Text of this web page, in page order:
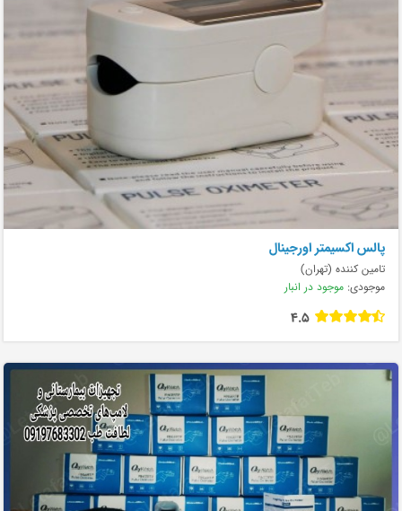
پالس اکسیمتر اورجینال
تامین کننده (تهران)
موجودی: موجود در انبار
4.5